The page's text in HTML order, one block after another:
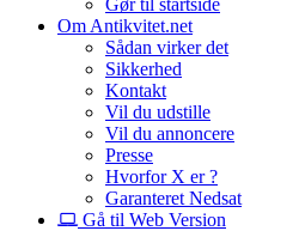
Gør til startside
Om Antikvitet.net
Sådan virker det
Sikkerhed
Kontakt
Vil du udstille
Vil du annoncere
Presse
Hvorfor X er ?
Garanteret Nedsat
Gå til Web Version